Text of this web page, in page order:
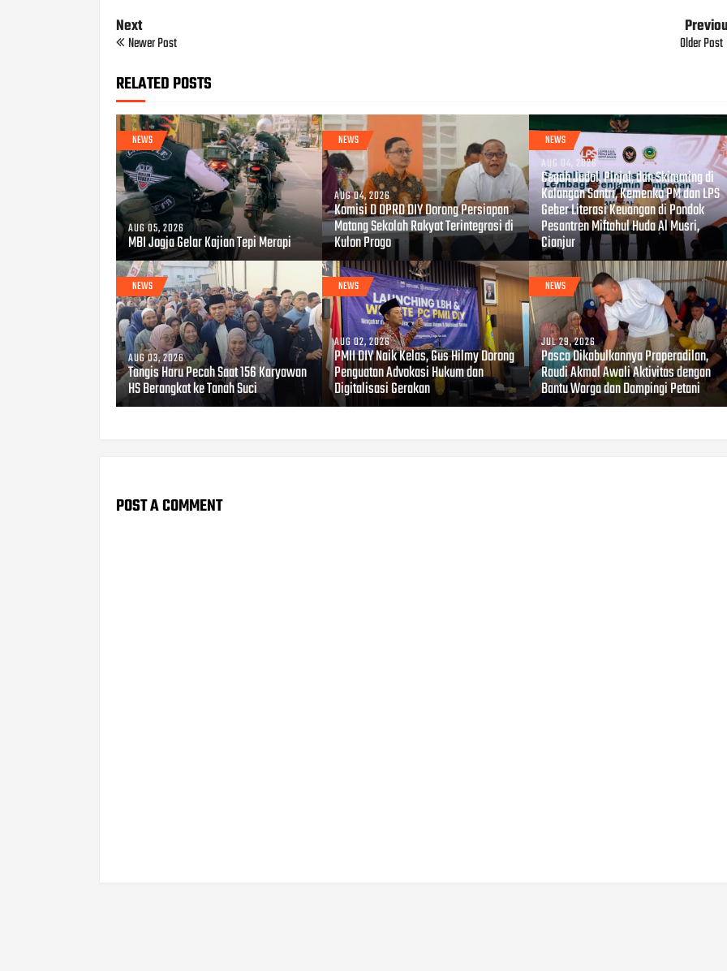
Next
Newer Post Older Post
RELATED POSTS
NEWS
AUG 05, 2026
MBI Jogja Gelar Kajian Tepi Merapi
NEWS
AUG 04, 2026
Komisi D DPRD DIY Dorong Persiapan
Matang Sekolah Rakyat Terintegrasi di
Kulon Progo
NEWS
AUG 04, 2026
Cegah Judol, Pinjol, dan Skimming di
Kalangan Santri, Kemenko PM dan LPS
Geber Literasi Keuangan di Pondok
Pesantren Miftahul Huda Al Musri,
Cianjur
NEWS
AUG 03, 2026
Tangis Haru Pecah Saat 156 Karyawan
HS Berangkat ke Tanah Suci
NEWS
AUG 02, 2026
PMII DIY Naik Kelas, Gus Hilmy Dorong
Penguatan Advokasi Hukum dan
Digitalisasi Gerakan
NEWS
JUL 29, 2026
Pasca Dikabulkannya Praperadilan,
Raudi Akmal Awali Aktivitas dengan
Bantu Warga dan Dampingi Petani
POST A COMMENT